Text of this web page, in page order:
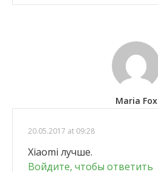
Maria Fox
20.05.2017 at 09:28
Xiaomi лучше.
Войдите, чтобы ответить